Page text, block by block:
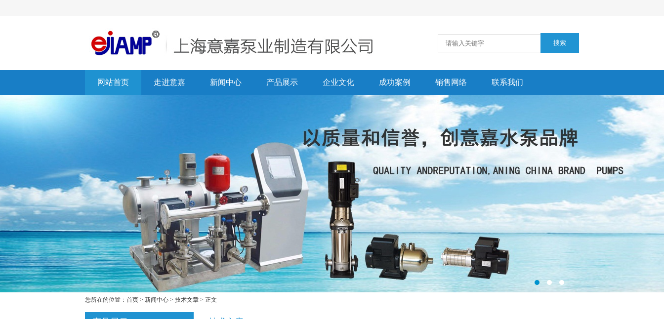
网站首页 走进意嘉 新闻中心 产品展示 企业文化 成功案例 销售网络 联系我们
您所在的位置： 首页 > 新闻中心 > 技术文章 > 正文